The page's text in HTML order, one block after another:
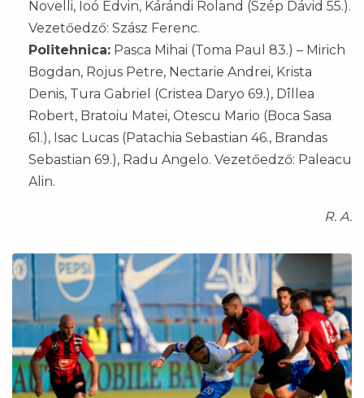
Novelli, Ioó Edvin, Kárándi Roland (Szép Dávid 55.).
Vezetőedző: Szász Ferenc.
Politehnica: Pasca Mihai (Toma Paul 83.) – Mirich
Bogdan, Rojus Petre, Nectarie Andrei, Krista
Denis, Tura Gabriel (Cristea Daryo 69.), Dîllea
Robert, Bratoiu Matei, Otescu Mario (Boca Sasa
61.), Isac Lucas (Patachia Sebastian 46., Brandas
Sebastian 69.), Radu Angelo. Vezetőedző: Paleacu
Alin.
R. A.